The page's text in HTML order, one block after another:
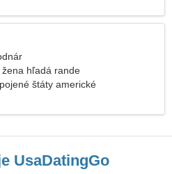
hľadá rande
štáty americké
UsaDatingGo